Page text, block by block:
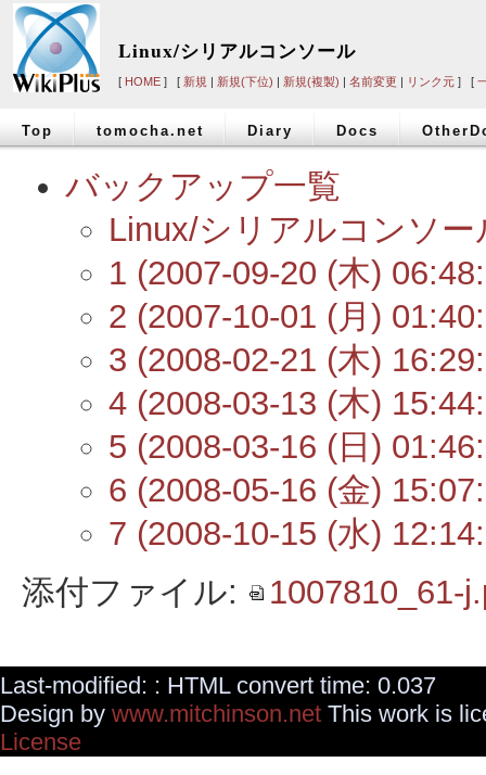
Linux/シリアルコンソール
[ HOME ] [ 新規 | 新規(下位) | 新規(複製) | 名前変更 | リンク元 ] [
Top tomocha.net Diary Docs
バックアップ一覧
Linux/シリアルコンソ
1 (2007-09-20 (木)
2 (2007-10-01 (月)
3 (2008-02-21 (木)
4 (2008-03-13 (木)
5 (2008-03-16 (日)
6 (2008-05-16 (金)
7 (2008-10-15 (水)
添付ファイル:
1007810_61-
Last-modified: : HTML convert time: 0.037
Design by www.mitchinson.net This work is
License